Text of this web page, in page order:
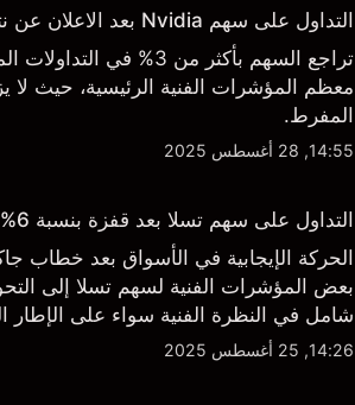
التداول على سهم Nvidia بعد الاعلان عن نتائج الأرباح الفصلية
تراجع السهم بأكثر من
معظم المؤشرات الفنية الرئيسية، حيث لا
المفرط.
14:55, 28 أغسطس 2025
التداول على سهم تسلا بعد قفزة بنسبة 6%
الحركة الإيجابية في الأسواق بعد
بعض المؤشرات الفنية لسهم تسلا إلى
شامل في النظرة الفنية سواء على الإطار
14:26, 25 أغسطس 2025